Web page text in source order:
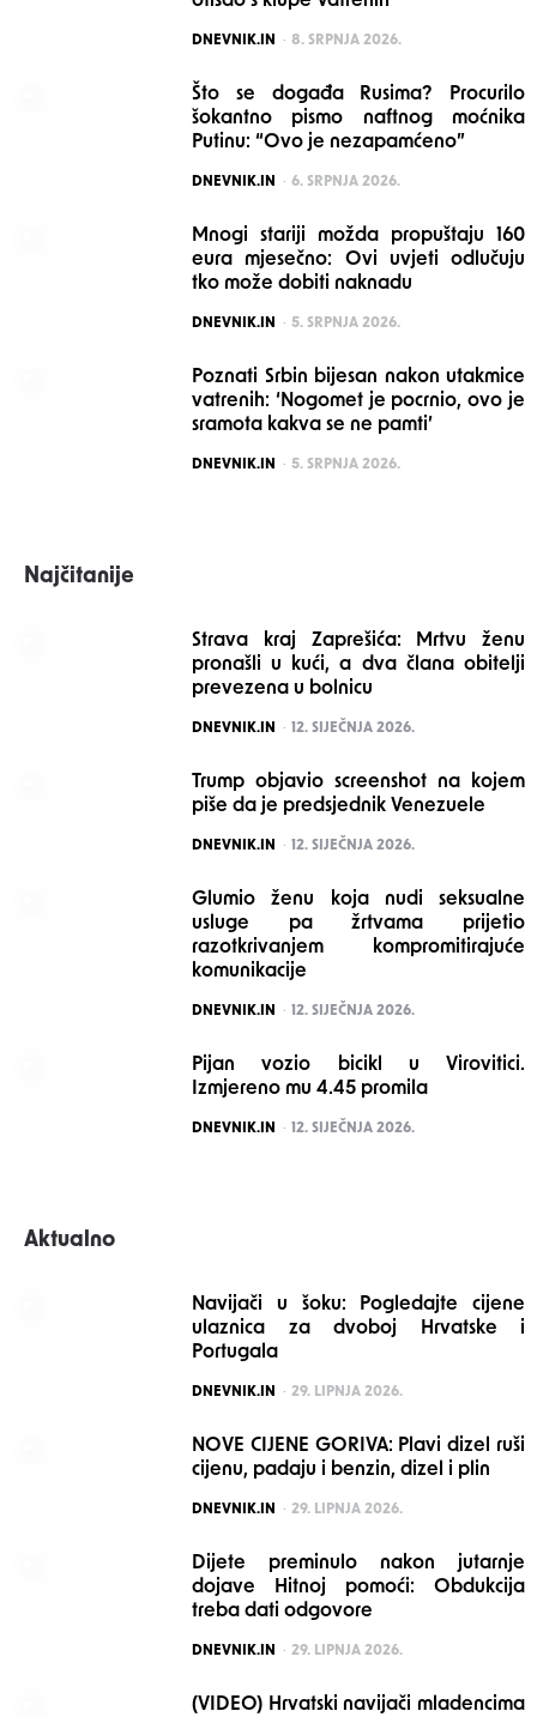
POSTED
DNEVNIK.IN 8. SRPNJA 2026.
Što se događa Rusima? Procurilo
šokantno pismo naftnog moćnika
Putinu: “Ovo je nezapamćeno”
POSTED
DNEVNIK.IN 6. SRPNJA 2026.
Mnogi stariji možda propuštaju 160
eura mjesečno: Ovi uvjeti odlučuju
tko može dobiti naknadu
POSTED
DNEVNIK.IN 5. SRPNJA 2026.
Poznati Srbin bijesan nakon utakmice
vatrenih: ‘Nogomet je pocrnio, ovo je
sramota kakva se ne pamti’
POSTED
DNEVNIK.IN 5. SRPNJA 2026.
Najčitanije
Strava kraj Zaprešića: Mrtvu ženu
pronašli u kući, a dva člana obitelji
prevezena u bolnicu
POSTED
DNEVNIK.IN 12. SIJEČNJA 2026.
Trump objavio screenshot na kojem
piše da je predsjednik Venezuele
POSTED
DNEVNIK.IN 12. SIJEČNJA 2026.
Glumio ženu koja nudi seksualne
usluge pa žrtvama prijetio
razotkrivanjem kompromitirajuće
komunikacije
POSTED
DNEVNIK.IN 12. SIJEČNJA 2026.
Pijan vozio bicikl u Virovitici.
Izmjereno mu 4.45 promila
POSTED
DNEVNIK.IN 12. SIJEČNJA 2026.
Aktualno
Navijači u šoku: Pogledajte cijene
ulaznica za dvoboj Hrvatske i
Portugala
POSTED
DNEVNIK.IN 29. LIPNJA 2026.
NOVE CIJENE GORIVA: Plavi dizel ruši
cijenu, padaju i benzin, dizel i plin
POSTED
DNEVNIK.IN 29. LIPNJA 2026.
Dijete preminulo nakon jutarnje
dojave Hitnoj pomoći: Obdukcija
treba dati odgovore
POSTED
DNEVNIK.IN 29. LIPNJA 2026.
(VIDEO) Hrvatski navijači mladencima